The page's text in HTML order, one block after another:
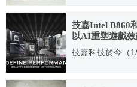
2022.12.11
技嘉Intel B860
以AI重塑遊戲
技嘉科技於今（
2025.01.13